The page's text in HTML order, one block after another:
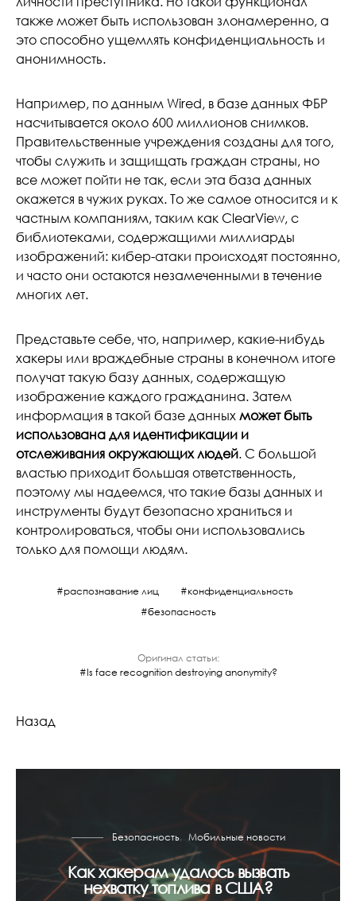
также может быть использован злонамеренно, а
это способно ущемлять конфиденциальность и
анонимность.
Например, по данным Wired, в базе данных ФБР
насчитывается около 600 миллионов снимков.
Правительственные учреждения созданы для того,
чтобы служить и защищать граждан страны, но
все может пойти не так, если эта база данных
окажется в чужих руках. То же самое относится и к
частным компаниям, таким как ClearView, с
библиотеками, содержащими миллиарды
изображений: кибер-атаки происходят постоянно,
и часто они остаются незамеченными в течение
многих лет.
Представьте себе, что, например, какие-нибудь
хакеры или враждебные страны в конечном итоге
получат такую базу данных, содержащую
изображение каждого гражданина. Затем
информация в такой базе данных может быть
использована для идентификации и
отслеживания окружающих людей. С большой
властью приходит большая ответственность,
поэтому мы надеемся, что такие базы данных и
инструменты будут безопасно храниться и
контролироваться, чтобы они использовались
только для помощи людям.
распознавание лиц
конфиденциальность
безопасность
Оригинал статьи:
Is face recognition destroying anonymity?
Назад
Безопасность Мобильные новости
Как хакерам удалось вызвать
нехватку топлива в США?